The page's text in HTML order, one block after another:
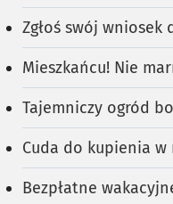
Zgłoś swój wniosek
Mieszkańcu! Nie
Tajemniczy ogród
Cuda do kupienia w
Bezpłatne